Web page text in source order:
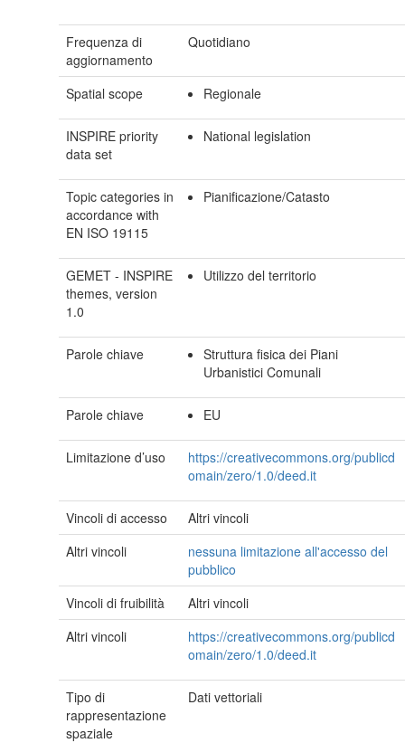
Frequenza di
aggiornamento
Quotidiano
Spatial scope Regionale
INSPIRE priority
data set
National legislation
Topic categories in
accordance with
EN ISO 19115
Pianificazione/Catasto
GEMET - INSPIRE
themes, version
1.0
Utilizzo del territorio
Parole chiave
Struttura fisica dei Piani
Urbanistici Comunali
Parole chiave EU
Limitazione d’uso
https://creativecommons.org/publicd
omain/zero/1.0/deed.it
Vincoli di accesso
Altri vincoli
Altri vincoli
nessuna limitazione all'accesso del
pubblico
Vincoli di fruibilità
Altri vincoli
Altri vincoli
https://creativecommons.org/publicd
omain/zero/1.0/deed.it
Tipo di
rappresentazione
spaziale
Dati vettoriali